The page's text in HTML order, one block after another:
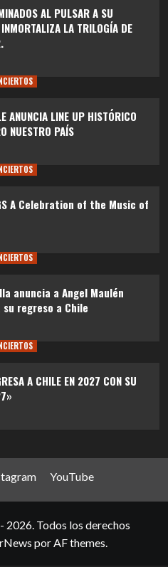
AL PULSAR A SU
LA TRILOGÍA DE
ANUNCIA LINE UP HISTÓRICO
NUESTRO PAÍS
A Celebration of the Music of
anuncia a Angel Maulén
regreso a Chile
A CHILE EN 2027 CON SU
YouTube
Todos los derechos
por AF themes.